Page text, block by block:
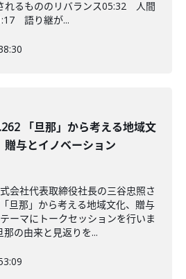
るもののリバランス05:32 人間
語り継が...
「旦那」から考える地域文
贈与とイノベーション
会社代表取締役社長の三谷忠照さ
旦那」から考える地域文化、贈与
ーマにトークセッションを行いま
の由来と見返りを...